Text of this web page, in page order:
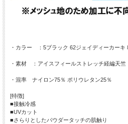
・カラー ：5ブラック 62ジェイディーカーキ
・素材 ：アイスフィールストレッチ経編天竺
・混率 ナイロン75％ ポリウレタン25％
[特徴]
■接触冷感
■UVカット
■さらりとしたパウダータッチの肌触り